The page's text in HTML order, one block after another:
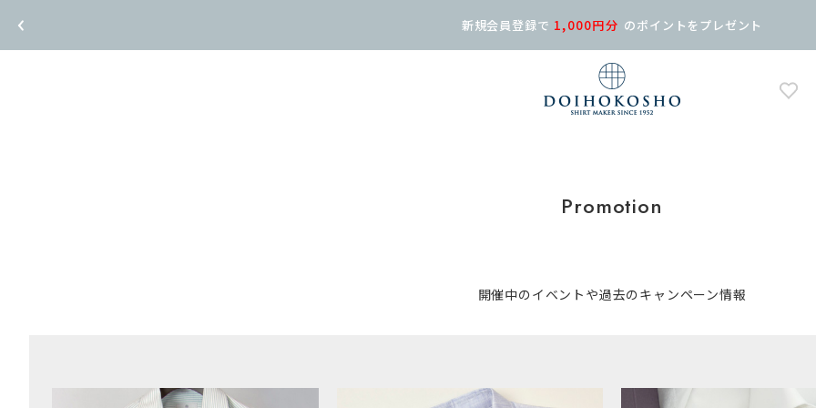
新規会員登録で 1,000円分 のポイントをプレゼント
Promotion
開催中のイベントや過去のキャンペーン情報